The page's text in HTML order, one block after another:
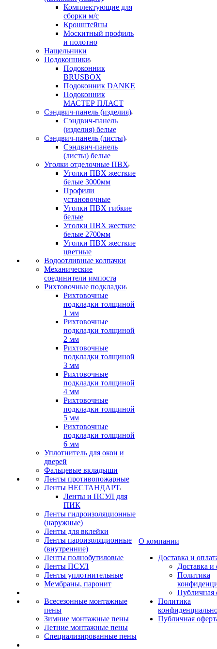
Комплектующие для
сборки м/с
Кронштейны
Москитный профиль
и полотно
Нащельники
Подоконники
Подоконник
BRUSBOX
Подоконник DANKE
Подоконник
МАСТЕР ПЛАСТ
Сэндвич-панель (изделия)
Сэндвич-панель
(изделия) белые
Сэндвич-панель (листы)
Сэндвич-панель
(листы) белые
Уголки отделочные ПВХ
Уголки ПВХ жесткие
белые 3000мм
Профили
установочные
Уголки ПВХ гибкие
белые
Уголки ПВХ жесткие
белые 2700мм
Уголки ПВХ жесткие
цветные
Водоотливные колпачки
Механические
соединители импоста
Рихтовочные подкладки
Рихтовочные
подкладки толщиной
1 мм
Рихтовочные
подкладки толщиной
2 мм
Рихтовочные
подкладки толщиной
3 мм
Рихтовочные
подкладки толщиной
4 мм
Рихтовочные
подкладки толщиной
5 мм
Рихтовочные
подкладки толщиной
6 мм
Уплотнитель для окон и
дверей
Фальцевые вкладыши
Ленты противопожарные
Ленты НЕСТАНДАРТ
Ленты и ПСУЛ для
ПИК
Ленты гидроизоляционные
(наружные)
Ленты для вклейки
Ленты пароизоляционные
(внутренние)
Ленты полнобутиловые
Ленты ПСУЛ
Ленты уплотнительные
Мембраны, паронит
Всесезонные монтажные
пены
Зимние монтажные пены
Летние монтажные пены
Специализированные пены
О компании
Доставка и
Доставка и
Политика
Публичная
Политика
Публичная